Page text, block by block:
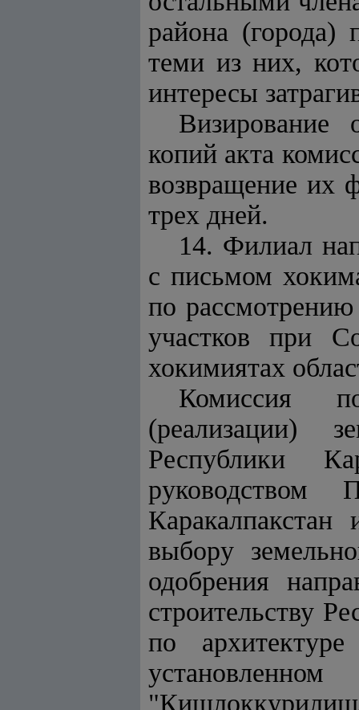
района (города)
теми из них,
интересы
Визирование
копий акта
возвращение их
трех дней.
14. Филиал
с письмом
по рассмотрению
участков при
хокимиятах
Комиссия
(реализации)
Республики
руководством
выбору
одобрения
строительству
по